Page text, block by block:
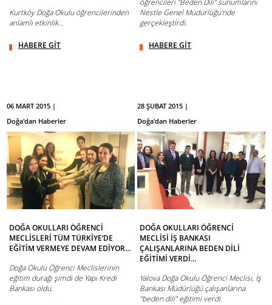
Kurtköy Doğa Okulu öğrencilerinden
anlamlı etkinlik…
HABERE GİT
Nestle Genel Müdürlüğü'nde
gerçekleştirdi.
HABERE GİT
06 MART 2015 |
Doğa'dan Haberler
DOĞA OKULLARI ÖĞRENCİ
MECLİSLERİ TÜM TÜRKİYE‘DE
EĞİTİM VERMEYE DEVAM EDİYOR…
Doğa Okulu Öğrenci Meclislerinin
eğitim durağı şimdi de Yapı Kredi
Bankası oldu.
28 ŞUBAT 2015 |
Doğa'dan Haberler
DOĞA OKULLARI ÖĞRENCİ
MECLİSİ İŞ BANKASI
ÇALIŞANLARINA BEDEN DİLİ
EĞİTİMİ VERDİ...
Yalova Doğa Okulu Öğrenci Meclisi, İş
Bankası Müdürlüğü çalışanlarına
“beden dili” eğitimi verdi.